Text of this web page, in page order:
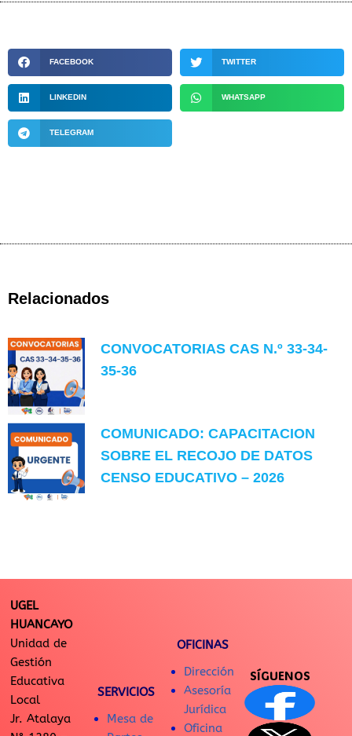
FACEBOOK TWITTER
LINKEDIN WHATSAPP
TELEGRAM
Relacionados
CONVOCATORIAS CAS N.º 33-34-
35-36
COMUNICADO: CAPACITACION
SOBRE EL RECOJO DE DATOS
CENSO EDUCATIVO – 2026
UGEL
HUANCAYO
Unidad de
Gestión
Educativa
Local
Jr. Atalaya
SERVICIOS
Mesa de
OFICINAS
Dirección
Asesoría
Jurídica
Oficina
SÍGUENOS